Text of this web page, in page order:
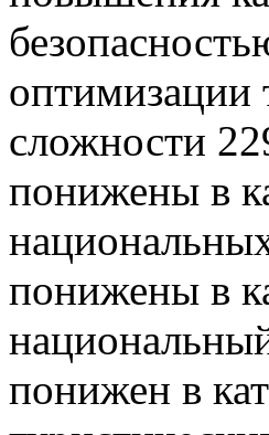
оптимизации
сложности
понижены в
понижены в
понижен в